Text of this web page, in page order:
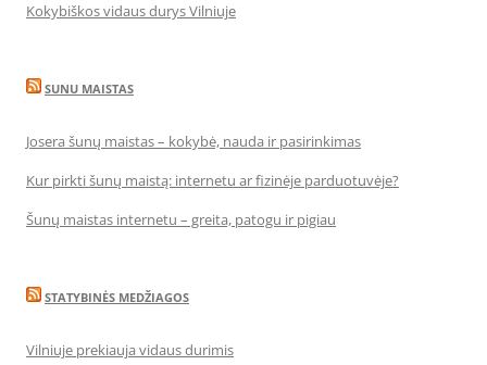
Kokybiškos vidaus durys Vilniuje
SUNU MAISTAS
Josera šunų maistas – kokybė, nauda ir pasirinkimas
Kur pirkti šunų maistą: internetu ar fizinėje parduotuvėje?
Šunų maistas internetu – greita, patogu ir pigiau
STATYBINĖS MEDŽIAGOS
Vilniuje prekiauja vidaus durimis